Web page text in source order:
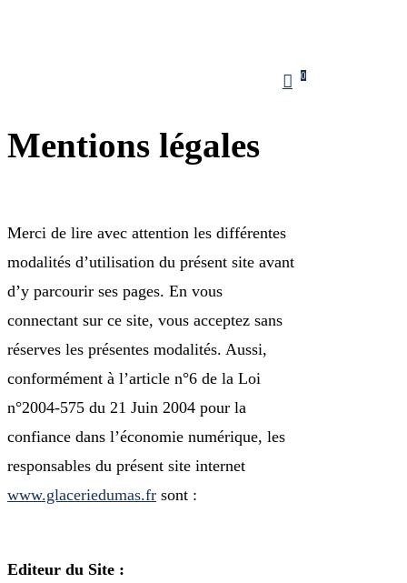
account
0
Mentions légales
Merci de lire avec attention les différentes
modalités d’utilisation du présent site avant
d’y parcourir ses pages. En vous
connectant sur ce site, vous acceptez sans
réserves les présentes modalités. Aussi,
conformément à l’article n°6 de la Loi
n°2004-575 du 21 Juin 2004 pour la
confiance dans l’économie numérique, les
responsables du présent site internet
www.glaceriedumas.fr sont :
Editeur du Site :